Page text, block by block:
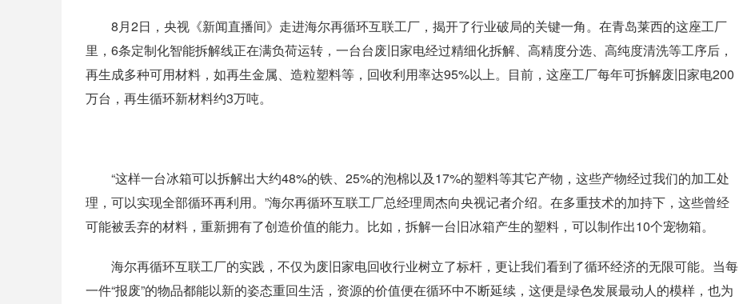
8月2日，央视《新闻直播间》走进海尔再循环互联工厂，揭开了行业破局的关键一角。在青岛莱西的这座工厂
里，6条定制化智能拆解线正在满负荷运转，一台台废旧家电经过精细化拆解、高精度分选、高纯度清洗等工序后，
再生成多种可用材料，如再生金属、造粒塑料等，回收利用率达95%以上。目前，这座工厂每年可拆解废旧家电200
万台，再生循环新材料约3万吨。
“这样一台冰箱可以拆解出大约48%的铁、25%的泡棉以及17%的塑料等其它产物，这些产物经过我们的加工处
理，可以实现全部循环再利用。”海尔再循环互联工厂总经理周杰向央视记者介绍。在多重技术的加持下，这些曾经
可能被丢弃的材料，重新拥有了创造价值的能力。比如，拆解一台旧冰箱产生的塑料，可以制作出10个宠物箱。
海尔再循环互联工厂的实践，不仅为废旧家电回收行业树立了标杆，更让我们看到了循环经济的无限可能。当每
一件“报废”的物品都能以新的姿态重回生活，资源的价值便在循环中不断延续，这便是绿色发展最动人的模样，也为